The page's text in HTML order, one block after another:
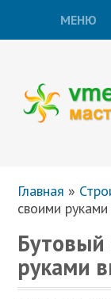
МЕНЮ
Главная »
своими
руками